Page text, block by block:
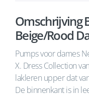
Omschrijving
Beige/Rood
Pumps voor dames
X. Dress Collection
lakleren upper dat
De binnenkant is in